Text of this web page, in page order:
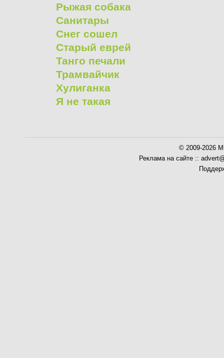
Рыжая собака
Санитары
Снег сошел
Старый еврей
Танго печали
Трамвайчик
Хулиганка
Я не такая
© 2009-2026
Реклама на сайте ::